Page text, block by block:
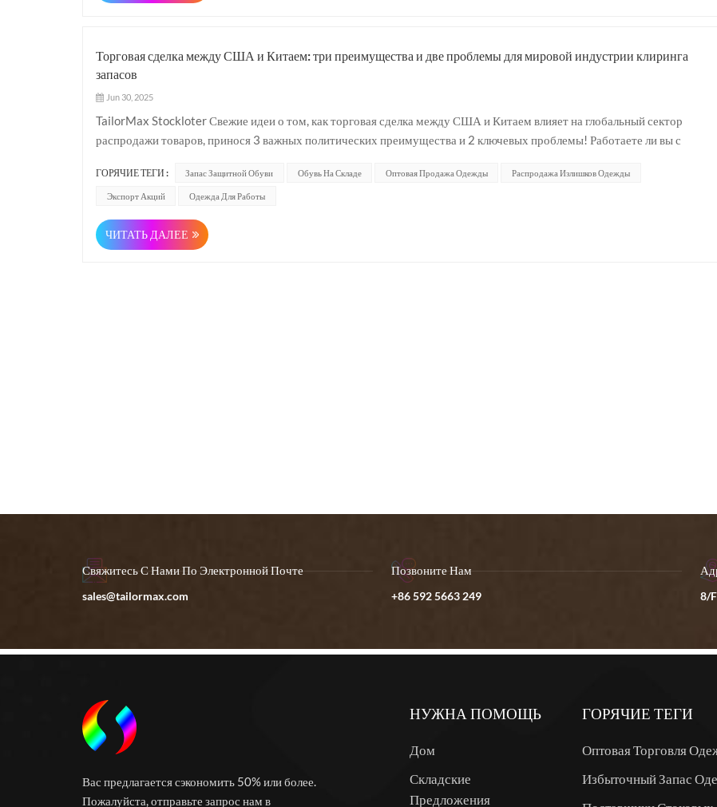
Торговая сделка между США и Китаем: три преимущества и две проблемы для мировой индустрии клиринга
запасов
Jun 30, 2025
TailorMax Stockloter Свежие идеи о том, как торговая сделка между США и Китаем влияет на глобальный сектор
распродажи товаров, принося 3 важных политических преимущества и 2 ключевых проблемы! Работаете ли вы с
ГОРЯЧИЕ ТЕГИ : Запас Защитной Обуви Обувь На Складе Оптовая Продажа Одежды Распродажа Излишков Одежды
Экспорт Акций Одежда Для Работы
ЧИТАТЬ ДАЛЕЕ
Свяжитесь С Нами По Электронной Почте
sales@tailormax.com
Позвоните Нам
+86 592 5663 249 8/
Вас предлагается сэкономить 50% или более.
Пожалуйста, отправьте запрос нам в
НУЖНА ПОМОЩЬ
Дом
Складские
Предложения
ГОРЯЧИЕ ТЕГИ
Оптовая Торговля
Избыточный Запас